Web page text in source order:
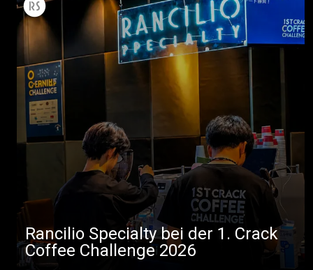
Rancilio Specialty bei der 1. Crack
Coffee Challenge 2026